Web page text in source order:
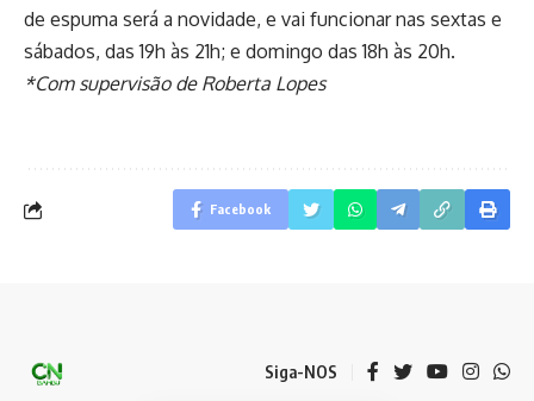
de espuma será a novidade, e vai funcionar nas sextas e
sábados, das 19h às 21h; e domingo das 18h às 20h.
*Com supervisão de Roberta Lopes
Facebook
Siga-NOS